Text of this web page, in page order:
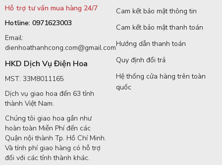
Hỗ trợ tư vấn mua hàng 24/7
Hotline: 0971623003
Email:
dienhoathanhcong.com@gmail.com
HKD Dịch Vụ Điện Hoa
MST: 33M8011165
Dịch vụ giao hoa đến 63 tỉnh
thành Việt Nam.
Chúng tôi giao hoa gần như
hoàn toàn Miễn Phí đến các
Quận nội thành Tp. Hồ Chí Minh.
Và tính phí giao hàng có hỗ trợ
đối với các tỉnh thành khác.
Cam kết bảo mật thông tin
Cam kết bảo mật thanh toán
Hướng dẫn thanh toán
Quy định đổi trả
Hệ thống cửa hàng trên toàn
quốc